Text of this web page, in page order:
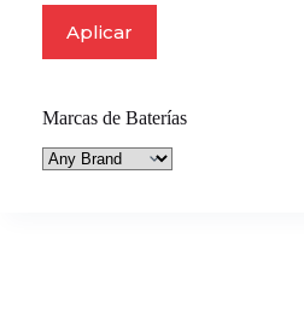
Aplicar
Marcas de Baterías